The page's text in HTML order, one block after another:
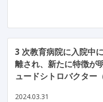
3 次教育病院に入院中
離され、新たに特徴が
ュードシトロバクター
2024.03.31